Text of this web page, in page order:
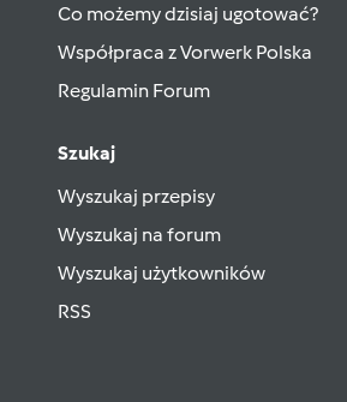
Co możemy dzisiaj ugotować?
Współpraca z Vorwerk Polska
Regulamin Forum
Szukaj
Wyszukaj przepisy
Wyszukaj na forum
Wyszukaj użytkowników
RSS